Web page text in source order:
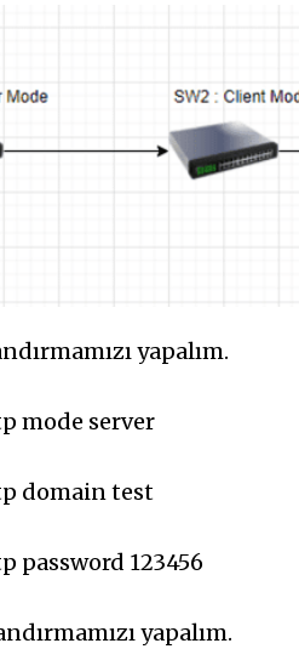
yapalım.
mode server
domain test
password 123456
yapalım.